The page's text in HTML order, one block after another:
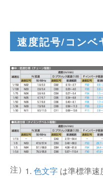
速度記号/コンベ
1. 色文字 は準標準速